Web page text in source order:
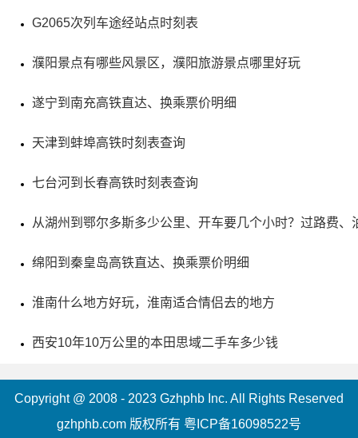
G2065次列车途经站点时刻表
濮阳景点有哪些风景区，濮阳旅游景点哪里好玩
遂宁到南充高铁直达、换乘票价明细
天津到蚌埠高铁时刻表查询
七台河到长春高铁时刻表查询
从湖州到鄂尔多斯多少公里、开车要几个小时？过路费、
绵阳到秦皇岛高铁直达、换乘票价明细
淮南什么地方好玩，淮南适合情侣去的地方
西安10年10万公里的本田思域二手车多少钱
Copyright @ 2008 - 2023 Gzhphb Inc. All Rights Reserved
gzhphb.com 版权所有 粤ICP备16098522号